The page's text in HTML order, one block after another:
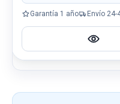
Garantía 1 año Envío 24-